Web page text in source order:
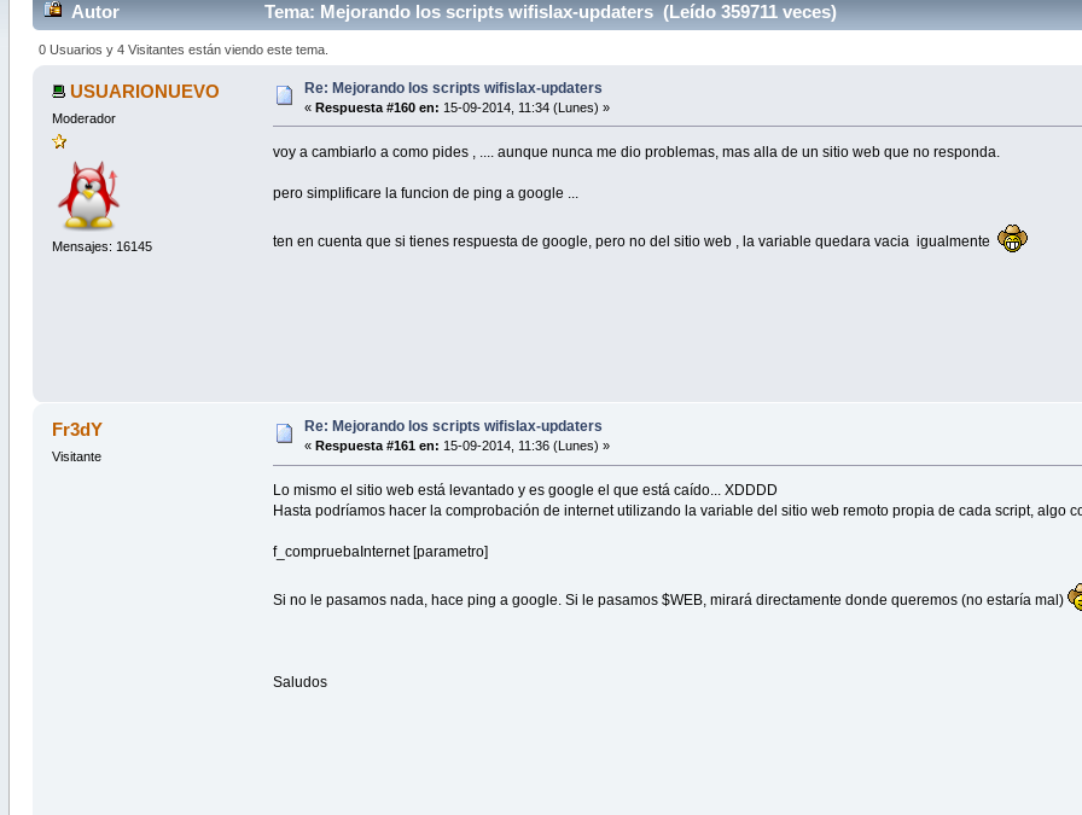
Autor Tema: Mejorando los scripts wifislax-updaters (Leído 359711 veces)
0 Usuarios y 4 Visitantes están viendo este tema.
USUARIONUEVO
Moderador
Mensajes: 16145
Re: Mejorando los scripts wifislax-updaters
« Respuesta #160 en: 15-09-2014, 11:34 (Lunes) »
voy a cambiarlo a como pides , .... aunque nunca me dio problemas, mas alla de un sitio web que no responda.
pero simplificare la funcion de ping a google ...
ten en cuenta que si tienes respuesta de google, pero no del sitio web , la variable quedara vacia igualmente
Fr3dY
Visitante
Re: Mejorando los scripts wifislax-updaters
« Respuesta #161 en: 15-09-2014, 11:36 (Lunes) »
Lo mismo el sitio web está levantado y es google el que está caído... XDDDD
Hasta podríamos hacer la comprobación de internet utilizando la variable del sitio web remoto propia de cada script, algo
f_compruebaInternet [parametro]
Si no le pasamos nada, hace ping a google. Si le pasamos $WEB, mirará directamente donde queremos (no estaría mal)
Saludos